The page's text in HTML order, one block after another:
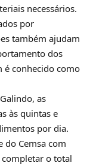
necessários.
por
também ajudam
dos
é conhecido como
as
às quintas e
por dia.
do Cemsa com
completar o total